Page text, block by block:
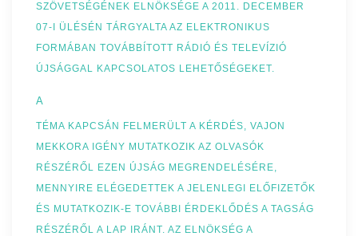
SZÖVETSÉGÉNEK ELNÖKSÉGE A 2011. DECEMBER
07-I ÜLÉSÉN TÁRGYALTA AZ ELEKTRONIKUS
FORMÁBAN TOVÁBBÍTOTT RÁDIÓ ÉS TELEVÍZIÓ
ÚJSÁGGAL KAPCSOLATOS LEHETŐSÉGEKET.
A
TÉMA KAPCSÁN FELMERÜLT A KÉRDÉS, VAJON
MEKKORA IGÉNY MUTATKOZIK AZ OLVASÓK
RÉSZÉRŐL EZEN ÚJSÁG MEGRENDELÉSÉRE,
MENNYIRE ELÉGEDETTEK A JELENLEGI ELŐFIZETŐK
ÉS MUTATKOZIK-E TOVÁBBI ÉRDEKLŐDÉS A TAGSÁG
RÉSZÉRŐL A LAP IRÁNT. AZ ELNÖKSÉG A